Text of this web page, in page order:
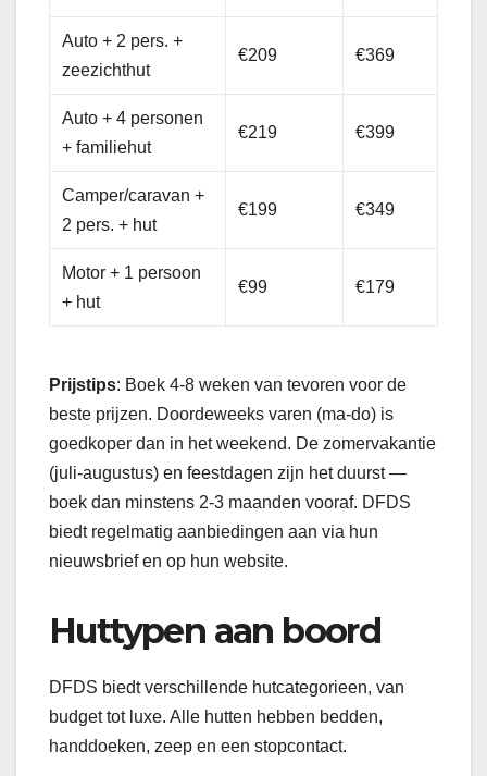
Auto + 2 pers. +
zeezichthut
€209 €369
Auto + 4 personen
+ familiehut
€219 €399
Camper/caravan +
2 pers. + hut
€199 €349
Motor + 1 persoon
+ hut
€99 €179
Prijstips: Boek 4-8 weken van tevoren voor de
beste prijzen. Doordeweeks varen (ma-do) is
goedkoper dan in het weekend. De zomervakantie
(juli-augustus) en feestdagen zijn het duurst —
boek dan minstens 2-3 maanden vooraf. DFDS
biedt regelmatig aanbiedingen aan via hun
nieuwsbrief en op hun website.
Huttypen aan boord
DFDS biedt verschillende hutcategorieen, van
budget tot luxe. Alle hutten hebben bedden,
handdoeken, zeep en een stopcontact.